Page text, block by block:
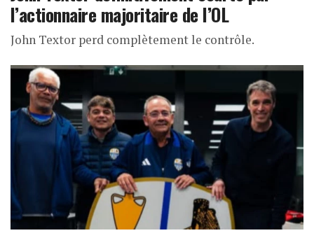
l’actionnaire majoritaire de l’OL
John Textor perd complètement le contrôle.